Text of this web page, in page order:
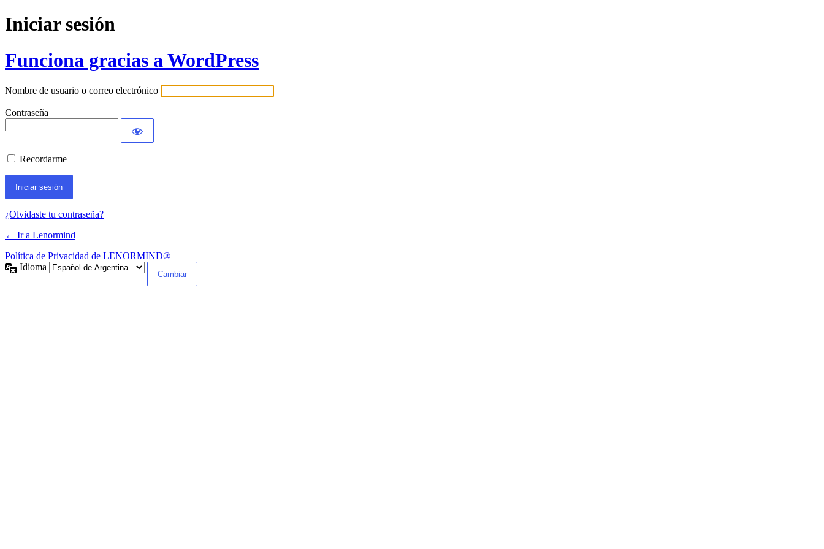
Iniciar sesión
Funciona gracias a WordPress
Nombre de usuario o correo electrónico
Contraseña
Recordarme
¿Olvidaste tu contraseña?
← Ir a Lenormind
Política de Privacidad de LENORMIND®
Idioma